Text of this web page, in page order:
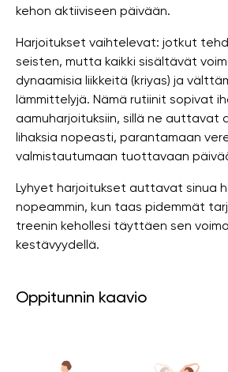
kehon aktiiviseen päivään.
Harjoitukset vaihtelevat: jotkut
seisten, mutta kaikki sisältävät
dynaamisia liikkeitä (kriyas) ja
lämmittelyjä. Nämä rutiinit sopivat
aamuharjoituksiin, sillä ne auttavat
lihaksia nopeasti, parantamaan
valmistautumaan tuottavaan
Lyhyet harjoitukset auttavat sinua
nopeammin, kun taas pidemmät
treenin kehollesi täyttäen sen
kestävyydellä.
Oppitunnin kaavio